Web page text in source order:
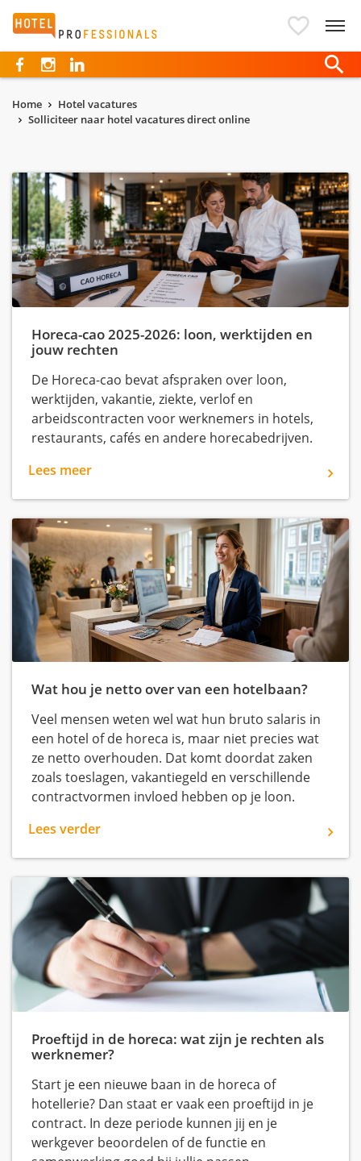
Hotelprofessionals
Home
Hotel vacatures
Solliciteer naar hotel vacatures direct online
Horeca-cao 2025-2026: loon, werktijden en
jouw rechten
De Horeca-cao bevat afspraken over loon,
werktijden, vakantie, ziekte, verlof en
arbeidscontracten voor werknemers in hotels,
restaurants, cafés en andere horecabedrijven.
Lees meer
Wat hou je netto over van een hotelbaan?
Veel mensen weten wel wat hun bruto salaris in
een hotel of de horeca is, maar niet precies wat
ze netto overhouden. Dat komt doordat zaken
zoals toeslagen, vakantiegeld en verschillende
contractvormen invloed hebben op je loon.
Lees verder
Proeftijd in de horeca: wat zijn je rechten als
werknemer?
Start je een nieuwe baan in de horeca of
hotellerie? Dan staat er vaak een proeftijd in je
contract. In deze periode kunnen jij en je
werkgever beoordelen of de functie en